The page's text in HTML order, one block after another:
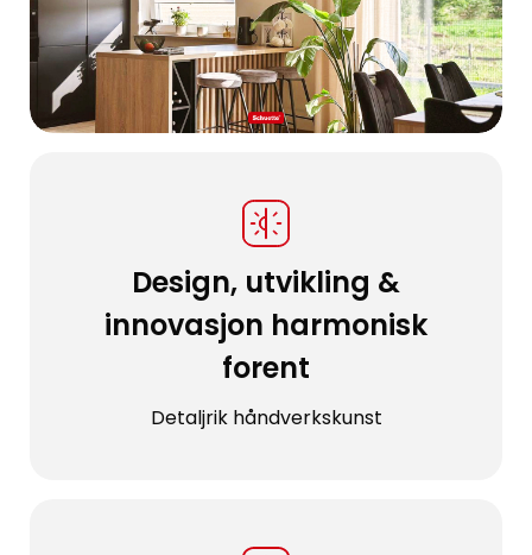
Design, utvikling &
innovasjon harmonisk
forent
Detaljrik håndverkskunst